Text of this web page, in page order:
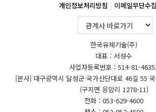
개인정보처리방침 이메일무단수
한국유체기술(주)
대표 : 서성수
사업자등록번호 : 514-81-
[본사] 대구광역시 달성군 국가산단대로 46길 55
(구지면 응암리 1278-11)
전화 : 053-629-4600